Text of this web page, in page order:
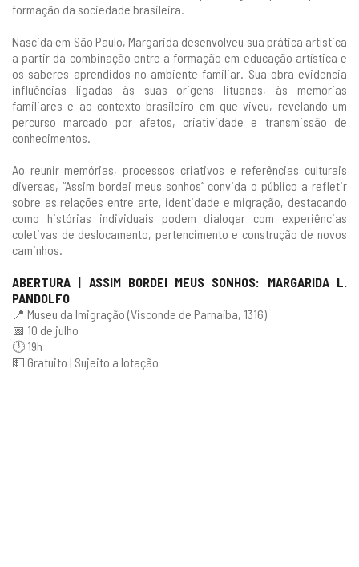
formação da sociedade brasileira.
Nascida em São Paulo, Margarida desenvolveu sua prática artística
a partir da combinação entre a formação em educação artística e
os saberes aprendidos no ambiente familiar. Sua obra evidencia
influências ligadas às suas origens lituanas, às memórias
familiares e ao contexto brasileiro em que viveu, revelando um
percurso marcado por afetos, criatividade e transmissão de
conhecimentos.
Ao reunir memórias, processos criativos e referências culturais
diversas, “Assim bordei meus sonhos” convida o público a refletir
sobre as relações entre arte, identidade e migração, destacando
como histórias individuais podem dialogar com experiências
coletivas de deslocamento, pertencimento e construção de novos
caminhos.
ABERTURA | ASSIM BORDEI MEUS SONHOS: MARGARIDA L.
PANDOLFO
📍 Museu da Imigração (Visconde de Parnaíba, 1316)
📅 10 de julho
🕛 19h
💵 Gratuito | Sujeito a lotação